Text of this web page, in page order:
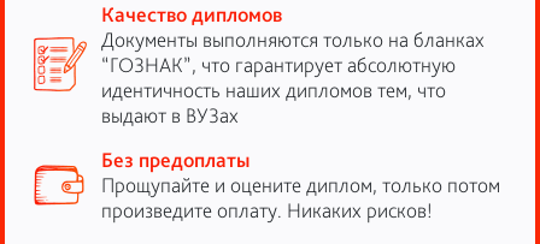
Качество дипломов
Документы выполняются только на бланках
“ГОЗНАК”, что гарантирует абсолютную
идентичность наших дипломов тем, что
выдают в ВУЗах
Без предоплаты
Прощупайте и оцените диплом, только потом
произведите оплату. Никаких рисков!